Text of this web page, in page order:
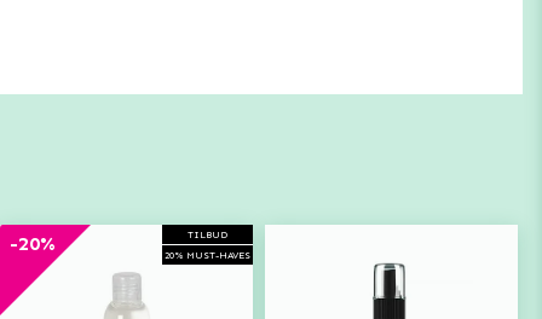
TILBUD
20% MUST-HAVES
-20%